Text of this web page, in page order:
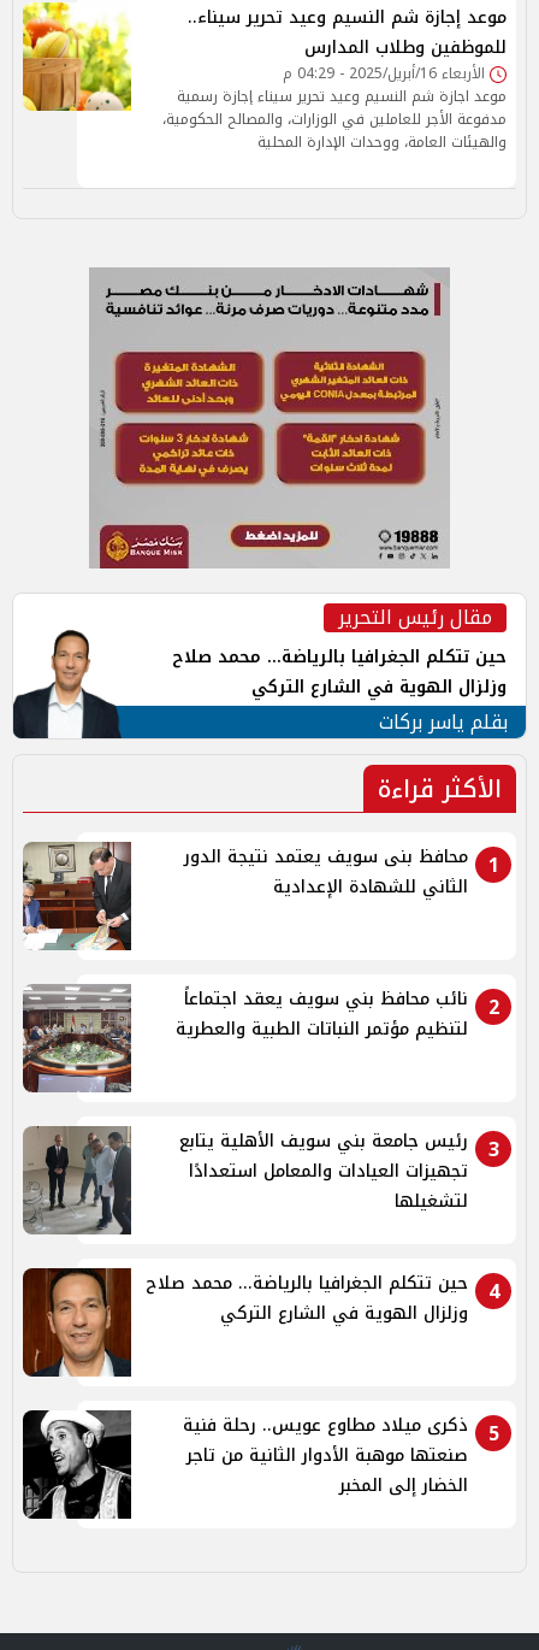
موعد إجازة شم النسيم وعيد تحرير سيناء..
للموظفين وطلاب المدارس
الأربعاء 16/أبريل/2025 - 04:29 م
موعد اجازة شم النسيم وعيد تحرير سيناء إجازة رسمية
مدفوعة الأجر للعاملين في الوزارات، والمصالح الحكومية،
والهيئات العامة، ووحدات الإدارة المحلية
مقال رئيس التحرير
حين تتكلم الجغرافيا بالرياضة... محمد صلاح
وزلزال الهوية في الشارع التركي
بقلم ياسر بركات
الأكثر قراءة
1
محافظ بنى سويف يعتمد نتيجة الدور
الثاني للشهادة الإعدادية
2
نائب محافظ بني سويف يعقد اجتماعاً
لتنظيم مؤتمر النباتات الطبية والعطرية
3
رئيس جامعة بني سويف الأهلية يتابع
تجهيزات العيادات والمعامل استعدادًا
لتشغيلها
4
حين تتكلم الجغرافيا بالرياضة... محمد صلاح
وزلزال الهوية في الشارع التركي
5
ذكرى ميلاد مطاوع عويس.. رحلة فنية
صنعتها موهبة الأدوار الثانية من تاجر
الخضار إلى المخبر